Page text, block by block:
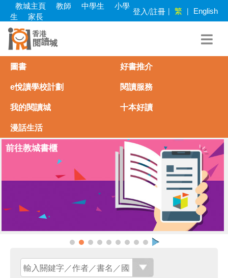
main
content
教城主頁 教師 中學生
小學
生
家長 登入/註冊 | 繁 | English
圖書 好書推介
e悅讀學校計劃 閱讀服務
我的閱讀城 十本好讀
漫話生活
前往教城書櫃